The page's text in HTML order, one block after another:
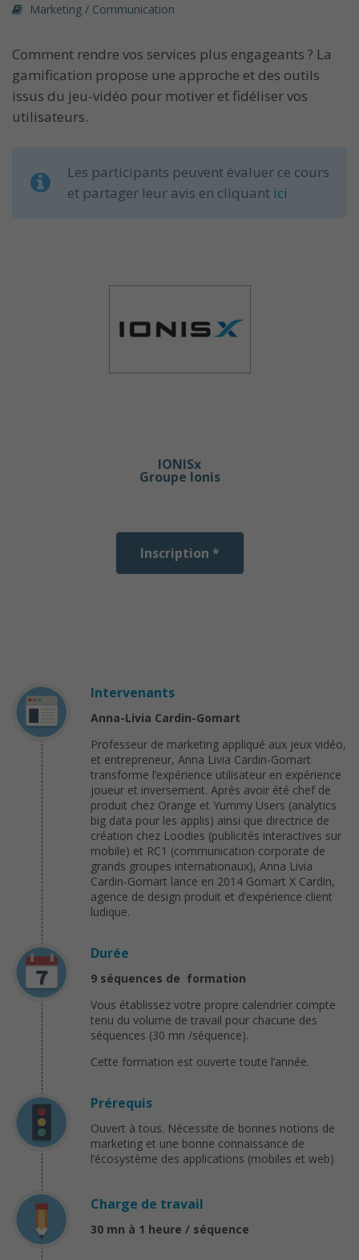
Marketing / Communication
Comment rendre vos services plus engageants ? La
gamification propose une approche et des outils
issus du jeu-vidéo pour motiver et fidéliser vos
utilisateurs.
Les participants peuvent évaluer ce cours
et partager leur avis en cliquant ici
IONISx
Groupe Ionis
Inscription *
Intervenants
Anna-Livia Cardin-Gomart
Professeur de marketing appliqué aux jeux vidéo,
et entrepreneur, Anna Livia Cardin-Gomart
transforme l’expérience utilisateur en expérience
joueur et inversement. Après avoir été chef de
produit chez Orange et Yummy Users (analytics
big data pour les applis) ainsi que directrice de
création chez Loodies (publicités interactives sur
mobile) et RC1 (communication corporate de
grands groupes internationaux), Anna Livia
Cardin-Gomart lance en 2014 Gomart X Cardin,
agence de design produit et d’expérience client
ludique.
Durée
9 séquences de formation
Vous établissez votre propre calendrier compte
tenu du volume de travail pour chacune des
séquences (30 mn /séquence).
Cette formation est ouverte toute l’année.
Prérequis
Ouvert à tous. Nécessite de bonnes notions de
marketing et une bonne connaissance de
l’écosystème des applications (mobiles et web)
Charge de travail
30 mn à 1 heure / séquence